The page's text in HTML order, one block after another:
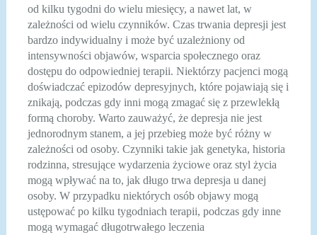
od kilku tygodni do wielu miesięcy, a nawet lat, w
zależności od wielu czynników. Czas trwania depresji jest
bardzo indywidualny i może być uzależniony od
intensywności objawów, wsparcia społecznego oraz
dostępu do odpowiedniej terapii. Niektórzy pacjenci mogą
doświadczać epizodów depresyjnych, które pojawiają się i
znikają, podczas gdy inni mogą zmagać się z przewlekłą
formą choroby. Warto zauważyć, że depresja nie jest
jednorodnym stanem, a jej przebieg może być różny w
zależności od osoby. Czynniki takie jak genetyka, historia
rodzinna, stresujące wydarzenia życiowe oraz styl życia
mogą wpływać na to, jak długo trwa depresja u danej
osoby. W przypadku niektórych osób objawy mogą
ustępować po kilku tygodniach terapii, podczas gdy inne
mogą wymagać długotrwałego leczenia